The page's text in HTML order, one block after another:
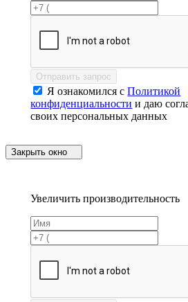
Отправить запрос
Я ознакомился сПолитикой
конфиденциальности и даю
своих персональных данных
Закрыть окно
Увеличить производительность